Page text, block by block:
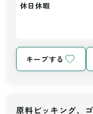
休日休暇
キープする
原料ピッキング、